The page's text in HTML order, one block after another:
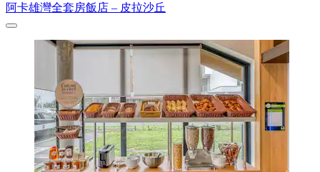
阿卡雄灣全套房飯店 – 皮拉沙丘